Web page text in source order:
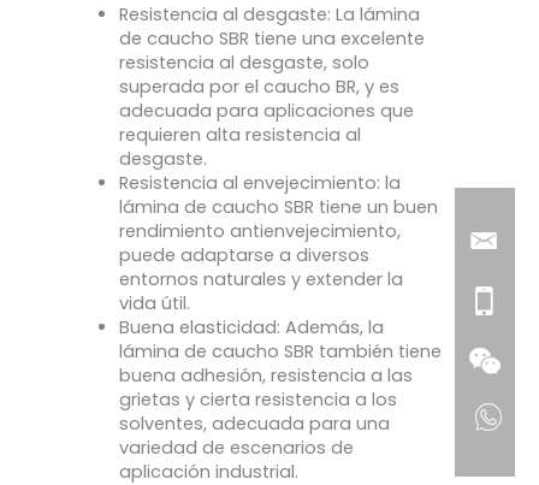
Resistencia al desgaste‌: La lámina
de caucho SBR tiene una excelente
resistencia al desgaste, solo
superada por el caucho BR, y es
adecuada para aplicaciones que
requieren alta resistencia al
desgaste‌.
Resistencia al envejecimiento: la
lámina de caucho SBR tiene un buen
rendimiento antienvejecimiento,
puede adaptarse a diversos
entornos naturales y extender la
vida útil.
Buena elasticidad: Además, la
lámina de caucho SBR también tiene
buena adhesión, resistencia a las
grietas y cierta resistencia a los
solventes, adecuada para una
variedad de escenarios de
aplicación industrial.